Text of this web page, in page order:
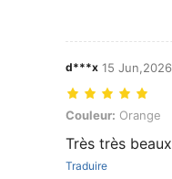
d***x 15 Jun,2026
Couleur: Orange,
Couleur: Orange
Très très
Traduire